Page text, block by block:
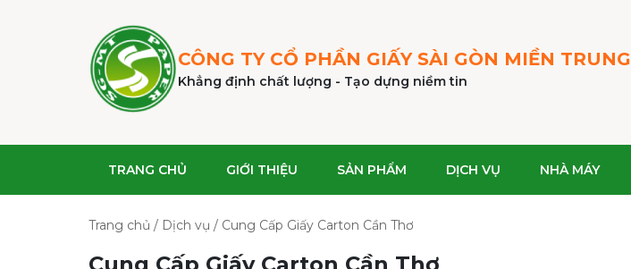
CÔNG TY CỔ PHẦN GIẤY SÀI GÒN MIỀN TRUNG
Khẳng định chất lượng - Tạo dựng niềm tin
TRANG CHỦ GIỚI THIỆU SẢN PHẨM DỊCH VỤ NHÀ MÁY
Trang chủ / Dịch vụ / Cung Cấp Giấy Carton Cần Thơ